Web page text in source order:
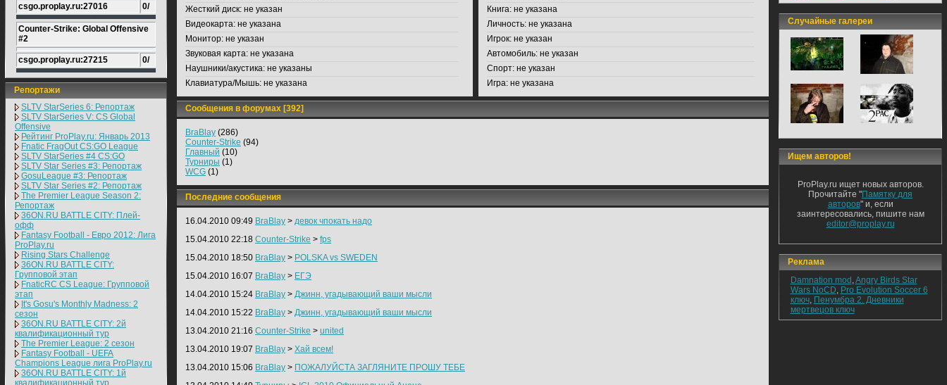
csgo.proplay.ru:27016 0/
Counter-Strike: Global Offensive
#2
csgo.proplay.ru:27215 0/
Репортажи
SLTV StarSeries 6: Репортаж
SLTV StarSeries V: CS Global
Offensive
Рейтинг ProPlay.ru: Январь 2013
Fnatic FragOut CS:GO League
SLTV StarSeries #4 CS:GO
SLTV Star Series #3: Репортаж
GosuLeague #3: Репортаж
SLTV Star Series #2: Репортаж
The Premier League Season 2:
Репортаж
36ON.RU BATTLE CITY: Плей-
офф
Fantasy Football - Евро 2012: Лига
ProPlay.ru
Rising Stars Challenge
36ON.RU BATTLE CITY:
Групповой этап
FnaticRC CS League: Групповой
этап
It's Gosu's Monthly Madness: 2
сезон
36ON.RU BATTLE CITY: 2й
квалификационный тур
The Premier League: 2 cезон
Fantasy Football - UEFA
Champions League лига ProPlay.ru
36ON.RU BATTLE CITY: 1й
квалификационный тур
Жесткий диск: не указан
Видеокарта: не указана
Монитор: не указан
Звуковая карта: не указана
Наушники/акустика: не указаны
Клавиатура/Мышь: не указана
Книга: не указана
Личность: не указана
Игрок: не указан
Автомобиль: не указан
Спорт: не указан
Игра: не указана
Сообщения в форумах [392]
BraBlay (286)
Counter-Strike (94)
Главный (10)
Турниры (1)
WCG (1)
Последние сообщения
16.04.2010 09:49 BraBlay > девок чпокать надо
15.04.2010 22:18 Counter-Strike > fps
15.04.2010 18:50 BraBlay > POLSKA vs SWEDEN
15.04.2010 16:07 BraBlay > ЕГЭ
14.04.2010 15:24 BraBlay > Джинн, угадывающий ваши мысли
14.04.2010 15:22 BraBlay > Джинн, угадывающий ваши мысли
13.04.2010 21:16 Counter-Strike > united
13.04.2010 19:07 BraBlay > Хай всем!
13.04.2010 15:06 BraBlay > ПОЖАЛУЙСТА ЗАГЛЯНИТЕ ПРОШУ ТЕБЕ
Случайные галереи
Ищем авторов!
ProPlay.ru ищет новых авторов.
Прочитайте "Памятку для
авторов" и, если
заинтересовались, пишите нам
editor@proplay.ru
Реклама
Damnation mod ,Angry Birds Star
Wars NoCD, Pro Evolution Soccer 6
ключ, Пенумбра 2. Дневники
мертвецов ключ